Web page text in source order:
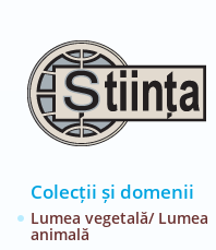
Colecții și domenii
Lumea vegetală/ Lumea
animală